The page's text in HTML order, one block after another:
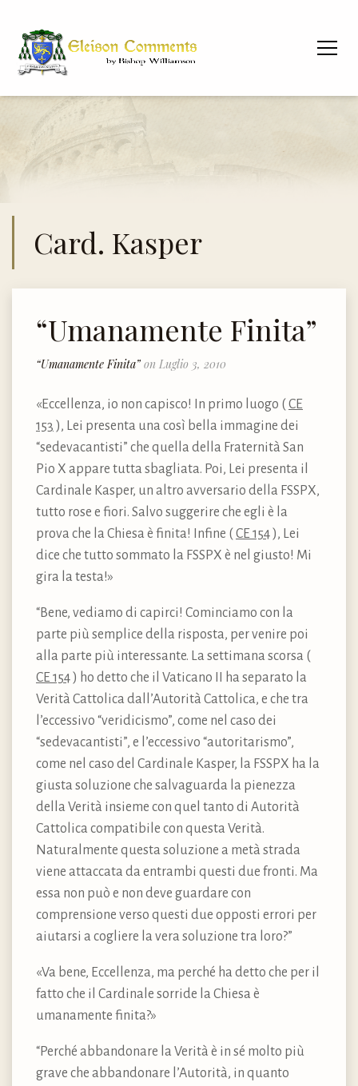
Card. Kasper
“Umanamente Finita”
“Umanamente Finita” on Luglio 3, 2010
«Eccellenza, io non capisco! In primo luogo ( CE
153 ), Lei presenta una così bella immagine dei
“sedevacantisti” che quella della Fraternità San
Pio X appare tutta sbagliata. Poi, Lei presenta il
Cardinale Kasper, un altro avversario della FSSPX,
tutto rose e fiori. Salvo suggerire che egli è la
prova che la Chiesa è finita! Infine ( CE 154), Lei
dice che tutto sommato la FSSPX è nel giusto! Mi
gira la testa!»
“Bene, vediamo di capirci! Cominciamo con la
parte più semplice della risposta, per venire poi
alla parte più interessante. La settimana scorsa (
CE 154) ho detto che il Vaticano II ha separato la
Verità Cattolica dall’Autorità Cattolica, e che tra
l’eccessivo “veridicismo”, come nel caso dei
“sedevacantisti”, e l’eccessivo “autoritarismo”,
come nel caso del Cardinale Kasper, la FSSPX ha la
giusta soluzione che salvaguarda la pienezza
della Verità insieme con quel tanto di Autorità
Cattolica compatibile con questa Verità.
Naturalmente questa soluzione a metà strada
viene attaccata da entrambi questi due fronti. Ma
essa non può e non deve guardare con
comprensione verso questi due opposti errori per
aiutarsi a cogliere la vera soluzione tra loro?”
«Va bene, Eccellenza, ma perché ha detto che per il
fatto che il Cardinale sorride la Chiesa è
umanamente finita?»
“Perché abbandonare la Verità è in sé molto più
grave che abbandonare l’Autorità, in quanto